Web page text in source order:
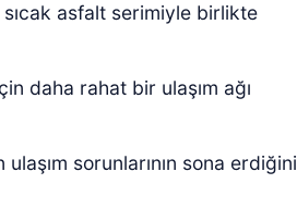
sıcak asfalt serimiyle birlikte
daha rahat bir ulaşım ağı
sorunlarının sona erdiğini